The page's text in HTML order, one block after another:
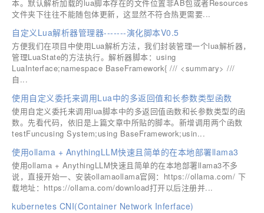
本。默认解析加载的lua脚本存在的文件位置非AB包或者Resources
文件夹下往往不能随包体更新，这显然不符合热更需要...
自定义Lua解析器管理器-------演化脚本V0.5
方便我们在项目中使用Lua解析方法，我们封装管理一个lua解析器，
管理LuaState的方法执行。解析器脚本：using
LuaInterface;namespace BaseFramework{ /// <summary> ///
自...
使用自定义委托来调用Lua中的多返回值和长参数类型函数
使用自定义委托来调用lua脚本中的多返回值函数和长参数类型的函
数。先看代码，依旧是上篇文章中所贴的脚本。新增调用两个函数
testFuncusing System;using BaseFramework;usin...
使用ollama + AnythingLLM快速且简单的在本地部署llama3
使用ollama + AnythingLLM快速且简单的在本地部署llama3不多
说，直接开始一、安装ollamaollama官网：https://ollama.com/ 下
载地址：https://ollama.com/download打开以后注册并...
kubernetes CNI(Container Network Inferface)